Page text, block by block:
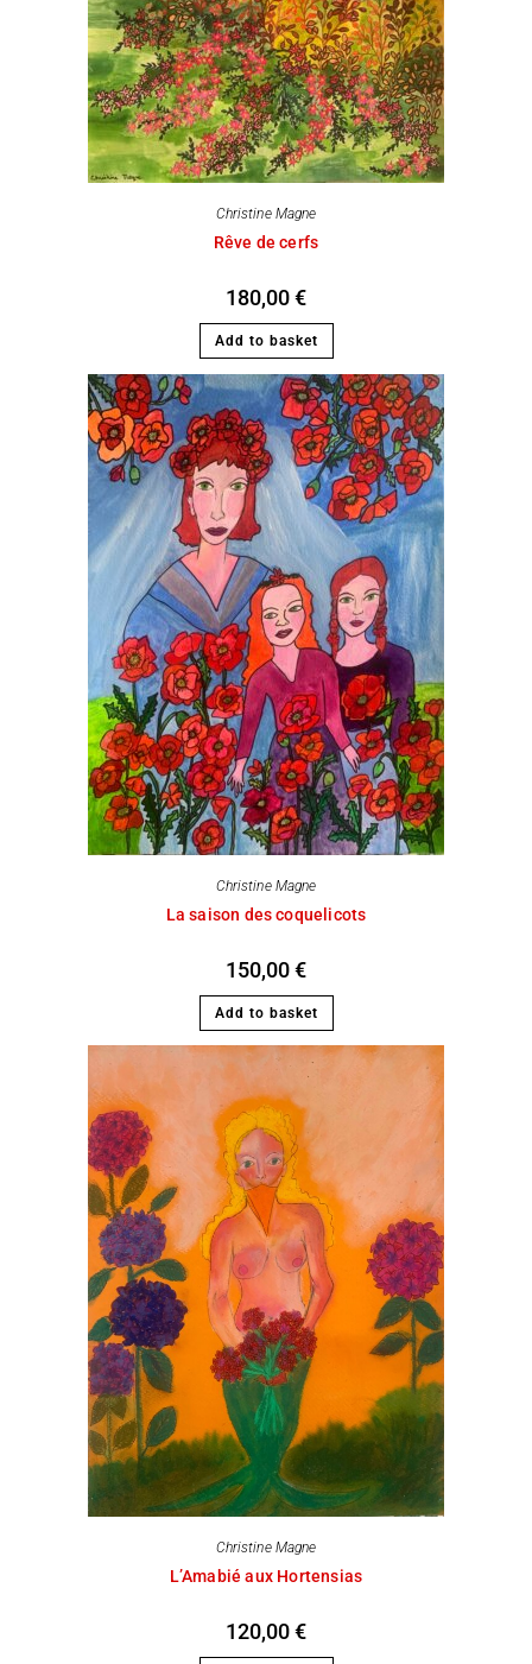
Christine Magne
Rêve de cerfs
180,00€
Add to basket
Christine Magne
La saison des coquelicots
150,00€
Add to basket
Christine Magne
L’Amabié aux Hortensias
120,00€